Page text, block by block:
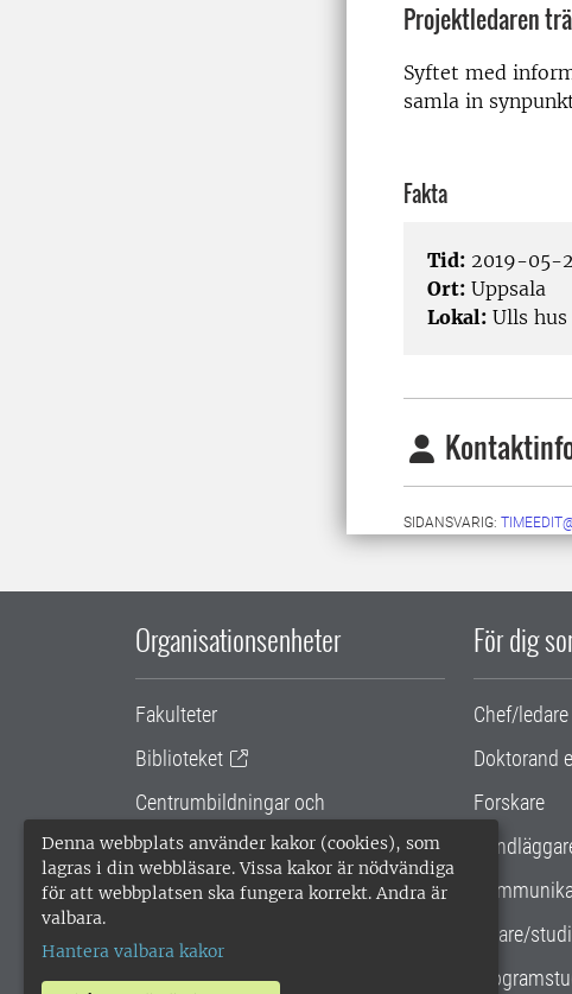
Denna webbplats använder kakor (cookies), som
lagras i din webbläsare. Vissa kakor är nödvändiga
för att webbplatsen ska fungera korrekt. Andra är
valbara.
Hantera valbara kakor
Projektledaren
Syftet med
samla in
Fakta
Tid: 2019-05-
Ort: Uppsala
Lokal: Ulls
SIDANSVARIG:
Organisationsenheter
Fakulteter
Biblioteket
Centrumbildningar och
samarbetsprojekt
Gemensamma verksamhetsstödet
För dig
Chef/ledare
Doktorand
Forskare
Lärare/